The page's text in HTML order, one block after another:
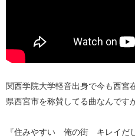
関西学院大学軽音出身で今も西宮
県西宮市を称賛してる曲なんです
『住みやすい 俺の街 キレイ